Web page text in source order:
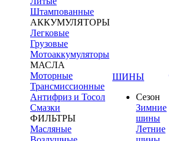
Штампованные
АККУМУЛЯТОРЫ
Легковые
Грузовые
Мотоаккумуляторы
МАСЛА
Моторные
Трансмиссионные
Антифриз и Тосол
Смазки
ФИЛЬТРЫ
Масляные
ШИНЫ
Сезон
Зимние
шины
Летние